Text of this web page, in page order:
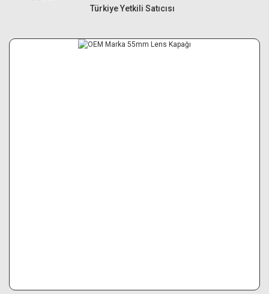
Türkiye Yetkili Satıcısı